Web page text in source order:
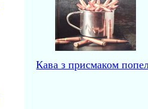
Кава з присмаком